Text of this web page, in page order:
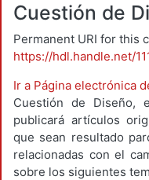
Cuestión de
Permanent URI for this
https://hdl.handle.net/
Ir a Página electrónica
Cuestión de Diseño,
publicará artículos
que sean resultado
relacionadas con el
sobre los siguientes